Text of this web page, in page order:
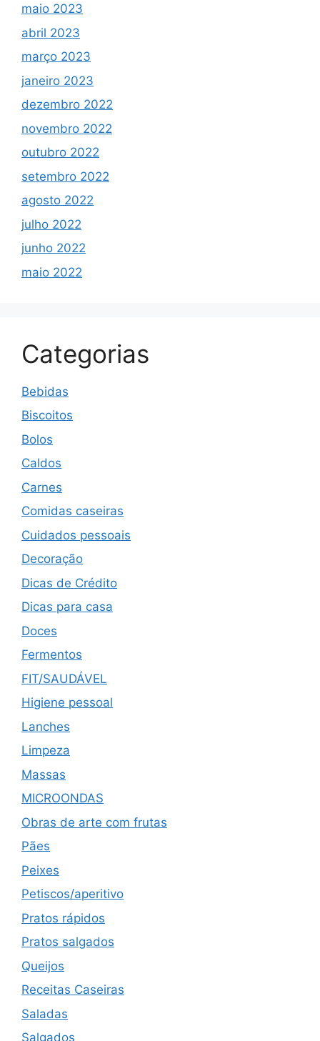
maio 2023
abril 2023
março 2023
janeiro 2023
dezembro 2022
novembro 2022
outubro 2022
setembro 2022
agosto 2022
julho 2022
junho 2022
maio 2022
Categorias
Bebidas
Biscoitos
Bolos
Caldos
Carnes
Comidas caseiras
Cuidados pessoais
Decoração
Dicas de Crédito
Dicas para casa
Doces
Fermentos
FIT/SAUDÁVEL
Higiene pessoal
Lanches
Limpeza
Massas
MICROONDAS
Obras de arte com frutas
Pães
Peixes
Petiscos/aperitivo
Pratos rápidos
Pratos salgados
Queijos
Receitas Caseiras
Saladas
Salgados